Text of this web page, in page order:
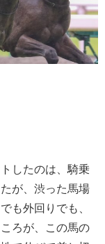
したのは、騎乗
が、渋った馬場
も外回りでも、
ろが、この馬の